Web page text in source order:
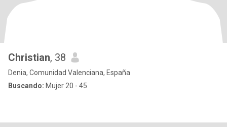
Christian, 38
Denia, Comunidad Valenciana, España
Buscando: Mujer 20 - 45